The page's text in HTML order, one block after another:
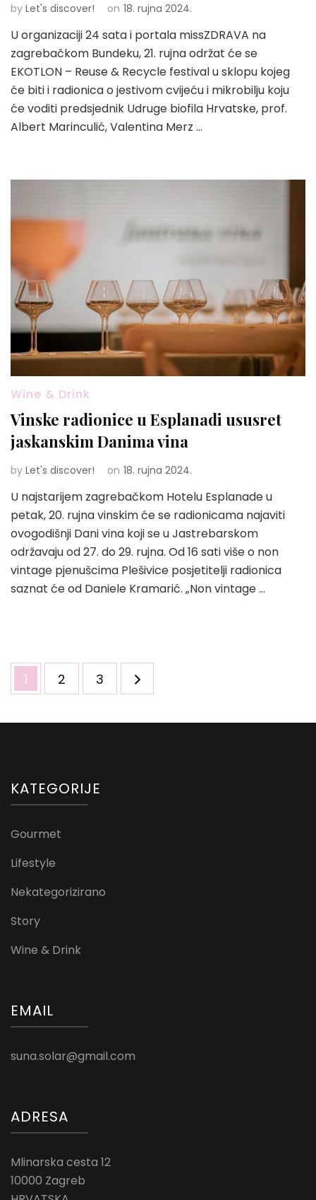
by Let's discover! on 18. rujna 2024.
U organizaciji 24 sata i portala missZDRAVA na
zagrebačkom Bundeku, 21. rujna održat će se
EKOTLON – Reuse & Recycle festival u sklopu kojeg
će biti i radionica o jestivom cvijeću i mikrobilju koju
će voditi predsjednik Udruge biofila Hrvatske, prof.
Albert Marinculić, Valentina Merz …
Wine & Drink
Vinske radionice u Esplanadi ususret
jaskanskim Danima vina
by Let's discover! on 18. rujna 2024.
U najstarijem zagrebačkom Hotelu Esplanade u
petak, 20. rujna vinskim će se radionicama najaviti
ovogodišnji Dani vina koji se u Jastrebarskom
održavaju od 27. do 29. rujna. Od 16 sati više o non
vintage pjenušcima Plešivice posjetitelji radionica
saznat će od Daniele Kramarić. „Non vintage …
Brojevi
stranica
Page
1 Page
2 Page
3
KATEGORIJE
Gourmet
Lifestyle
Nekategorizirano
Story
Wine & Drink
EMAIL
suna.solar@gmail.com
ADRESA
Mlinarska cesta 12
10000 Zagreb